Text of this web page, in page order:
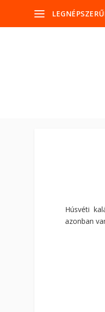
Húsvéti
azonban